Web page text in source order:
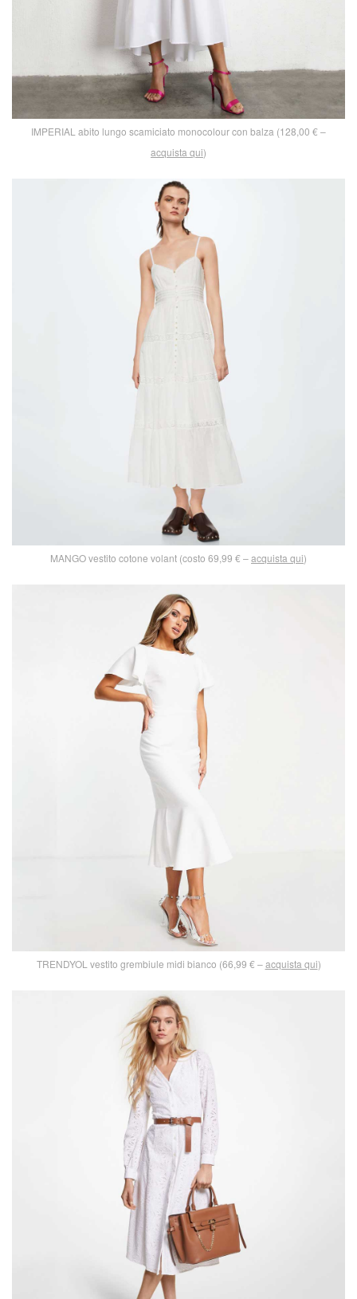
IMPERIAL abito lungo scamiciato monocolour con balza (128,00 € –
acquista qui)
MANGO vestito cotone volant (costo 69,99 € –acquista qui)
TRENDYOL vestito grembiule midi bianco (66,99 € –acquista qui)